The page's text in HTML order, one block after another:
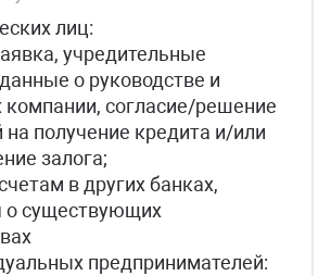
лиц:
учредительные
о руководстве и
компании, согласие/решение
на получение кредита и/или
залога;
в других банках,
о существующих
предпринимателей: